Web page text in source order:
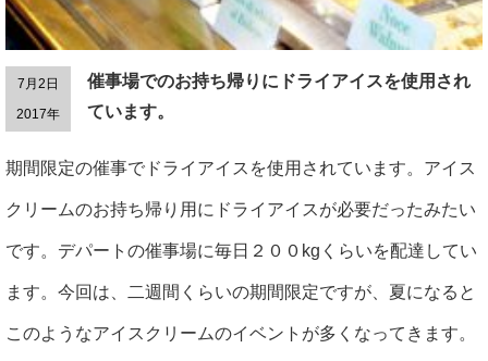
7月2日
2017年
催事場でのお持ち帰りにドライアイスを使用され
ています。
期間限定の催事でドライアイスを使用されています。アイス
クリームのお持ち帰り用にドライアイスが必要だったみたい
です。デパートの催事場に毎日２００kgくらいを配達してい
ます。今回は、二週間くらいの期間限定ですが、夏になると
このようなアイスクリームのイベントが多くなってきます。